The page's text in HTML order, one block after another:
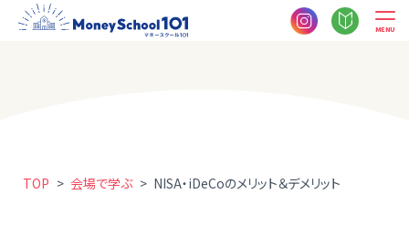
MENU
TOP > 会場で学ぶ > NISA・iDeCoのメリット＆デメリット